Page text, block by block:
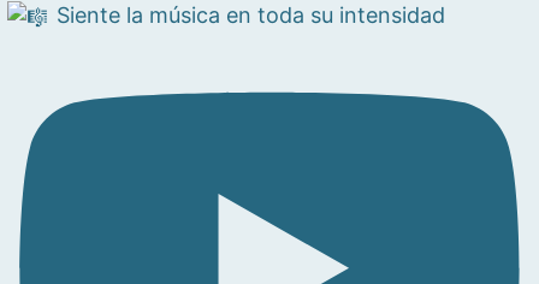
Siente la música en toda su intensidad